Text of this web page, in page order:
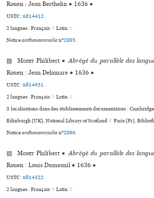
Rouen : Jean Berthelin ● 1636 ●
USTC :6814412.
2 langues :Français ♢Latin ♢
Noticeanthonominalien°2005.
▨Monet Philibert ● Abrégé du parallèle des
Rouen : Jean Delamare ● 1636 ●
USTC :6814951.
2 langues :Français ♢Latin ♢
3 localisations dans des établissements documentaires :
Edinburgh (UK), National Library of Scotland ♢ Paris (Fr),
Noticeanthonominalien°2006.
▨Monet Philibert ● Abrégé du parallèle des
Rouen : Louis Dumesnil ● 1636 ●
USTC :6814522.
2 langues :Français ♢Latin ♢